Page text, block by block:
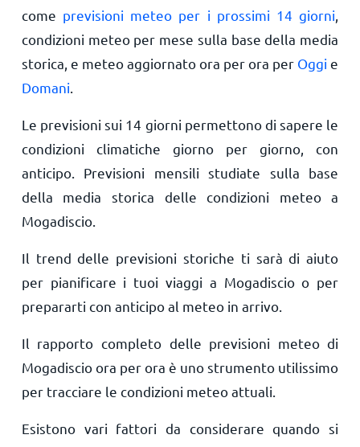
come previsioni meteo per i prossimi 14 giorni
condizioni meteo per mese sulla base della media
storica, e meteo aggiornato ora per ora per Oggi e
Domani
Le previsioni sui 14 giorni permettono di sapere le
condizioni climatiche giorno per giorno, con
anticipo. Previsioni mensili studiate sulla base
della media storica delle condizioni meteo a
Mogadiscio.
Il trend delle previsioni storiche ti sarà di aiuto
per pianificare i tuoi viaggi a Mogadiscio o per
prepararti con anticipo al meteo in arrivo.
Il rapporto completo delle previsioni meteo di
Mogadiscio ora per ora è uno strumento utilissimo
per tracciare le condizioni meteo attuali.
Esistono vari fattori da considerare quando si